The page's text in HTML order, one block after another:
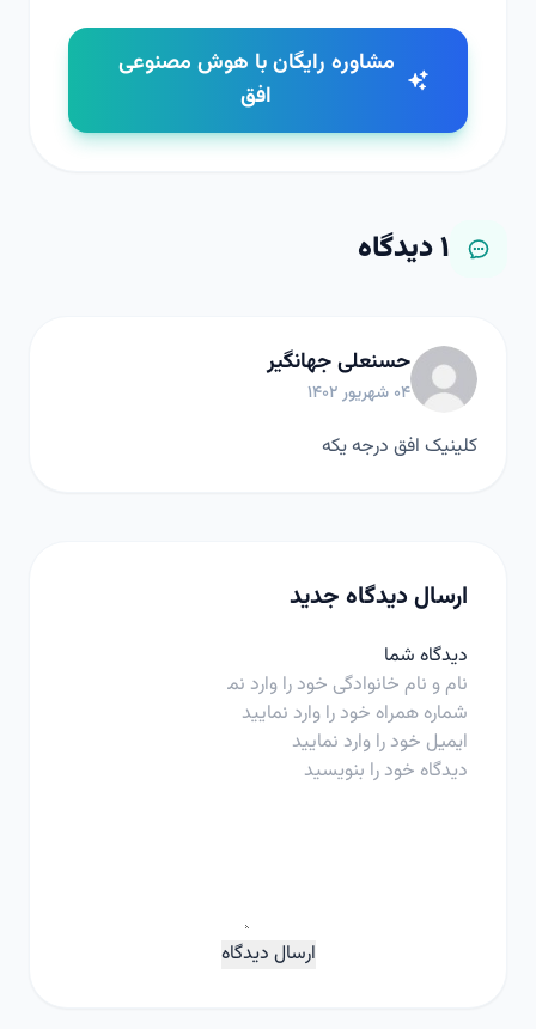
مشاوره رایگان با هوش مصنوعی
افق
۱دیدگاه
حسنعلی جهانگیر
۰۴ شهریور ۱۴۰۲
کلینیک افق درجه یکه
ارسال دیدگاه جدید
دیدگاه شما
ارسال دیدگاه